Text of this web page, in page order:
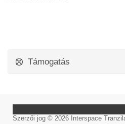
Támogatás
Szerzői jog © 2026 Interspace